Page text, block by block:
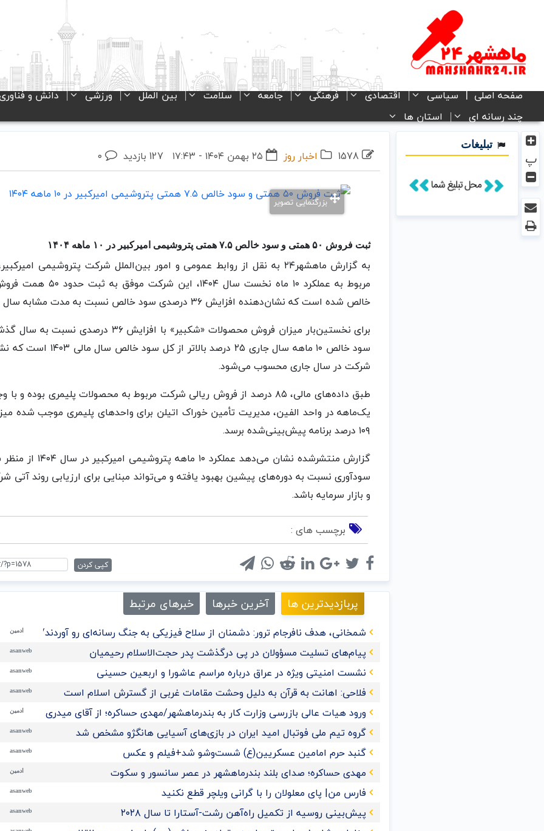
صفحه اصلی سیاسی اقتصادی فرهنگی جامعه سلامت بین الملل ورزشی دانش و
چند رسانه ای
استان ها
پ
تبلیغات
1578 اخبار روز ۲۵ بهمن ۱۴۰۴ - ۱۷:۴۳ 127 بازدید ۰
بزرگنمایی تصویر
ثبت فروش ۵۰ همتی و سود خالص ۷.۵ همتی پتروشیمی امیرکبیر در ۱۰ ماهه ۱۴۰۴
️به گزارش ماهشهر۲۴ به نقل از روابط عمومی و امور بین‌الملل شرکت پتروشیمی
خالص شده است که نشان‌دهنده افزایش ۳۶ درصدی سود خالص نسبت به مدت مشابه سال گذشته است.
برای نخستین‌بار میزان فروش محصولات «شکبیر» با
سود خالص ۱۰ ماهه سال جاری
شرکت در سال جاری محسوب می‌شود.
طبق داده‌های مالی، ۸۵ درصد از فروش ریالی شرکت مربوط به محصولات پلیمری
یک‌ماهه در واحد الفین، مدیریت تأمین خوراک اتیلن برای واحدهای پلیمری موجب شده
۱۰۹ درصد برنامه پیش‌بینی‌شده برسد.
گزارش منتشرشده نشان
سودآوری نسبت به دوره‌های پیشین بهبود یافته و می‌تواند مبنایی برای ارزیابی روند آتی
و بازار سرمایه باشد.
برچسب های :
کپی کردن
پربازدیدترین ها آخرین خبرها خبرهای مرتبط
ادمین شمخانی، هدف نافرجام ترور: دشمنان از سلاح فیزیکی به جنگ رسانه‌ای رو آوردند/
asanweb پیام‌های تسلیت مسؤولان در پی درگذشت پدر حجت‌الاسلام رحیمیان
asanweb نشست امنیتی ویژه در عراق درباره مراسم عاشورا و اربعین حسینی
asanweb فلاحی: اهانت به قرآن‌ به دلیل وحشت مقامات غربی از گسترش اسلام است
ادمین
ورود هیات عالی بازرسی وزارت کار به بندرماهشهر/مهدی حساکره؛ از آقای میدری تشکر میکنم
asanweb گروه تیم ملی فوتبال امید ایران در بازی‌های آسیایی هانگژو مشخص شد
asanweb گنبد حرم امامین عسکریین(ع) شست‌وشو شد+فیلم و عکس
ادمین مهدی حساکره؛ صدای بلند بندرماهشهر در عصر سانسور و سکوت
asanweb فارس من| پای معلولان را با گرانی ویلچر قطع نکنید
asanweb پیش‌بینی روسیه از تکمیل راه‌آهن رشت-آستارا تا سال ‌۲۰۲۸